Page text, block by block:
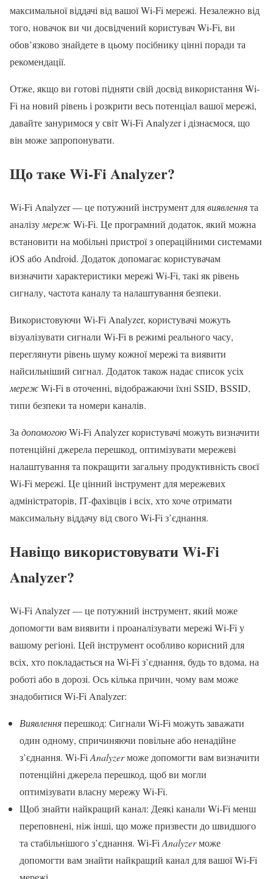
максимальної віддачі від вашої Wi-Fi мережі. Незалежно від
того, новачок ви чи досвідчений користувач Wi-Fi, ви
обов’язково знайдете в цьому посібнику цінні поради та
рекомендації.
Отже, якщо ви готові підняти свій досвід використання Wi-
Fi на новий рівень і розкрити весь потенціал вашої мережі,
давайте зануримося у світ Wi-Fi Analyzer і дізнаємося, що
він може запропонувати.
Що таке Wi-Fi Analyzer?
Wi-Fi Analyzer — це потужний інструмент длявиявленнята
аналізу мережWi-Fi. Це програмний додаток, який можна
встановити на мобільні пристрої з операційними системами
iOS або Android. Додаток допомагає користувачам
визначити характеристики мережі Wi-Fi, такі як рівень
сигналу, частота каналу та налаштування безпеки.
Використовуючи Wi-Fi Analyzer, користувачі можуть
візуалізувати сигнали Wi-Fi в режимі реального часу,
переглянути рівень шуму кожної мережі та виявити
найсильніший сигнал. Додаток також надає список усіх
мережWi-Fi в оточенні, відображаючи їхні SSID, BSSID,
типи безпеки та номери каналів.
За допомогоюWi-Fi Analyzer користувачі можуть визначити
потенційні джерела перешкод, оптимізувати мережеві
налаштування та покращити загальну продуктивність своєї
Wi-Fi мережі. Це цінний інструмент для мережевих
адміністраторів, ІТ-фахівців і всіх, хто хоче отримати
максимальну віддачу від свого Wi-Fi з’єднання.
Навіщо використовувати Wi-Fi
Analyzer?
Wi-Fi Analyzer — це потужний інструмент, який може
допомогти вам виявити і проаналізувати мережі Wi-Fi у
вашому регіоні. Цей інструмент особливо корисний для
всіх, хто покладається на Wi-Fi з’єднання, будь то вдома, на
роботі або в дорозі. Ось кілька причин, чому вам може
знадобитися Wi-Fi Analyzer:
Виявленняперешкод: Сигнали Wi-Fi можуть заважати
один одному, спричиняючи повільне або ненадійне
з’єднання. Wi-Fi Analyzerможе допомогти вам визначити
потенційні джерела перешкод, щоб ви могли
оптимізувати власну мережу Wi-Fi.
Щоб знайти найкращий канал: Деякі канали Wi-Fi менш
переповнені, ніж інші, що може призвести до швидшого
та стабільнішого з’єднання. Wi-Fi Analyzerможе
допомогти вам знайти найкращий канал для вашої Wi-Fi